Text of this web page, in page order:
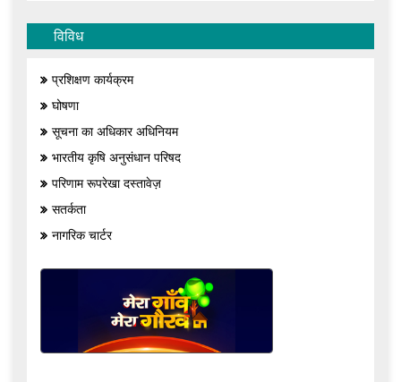
विविध
प्रशिक्षण कार्यक्रम
घोषणा
सूचना का अधिकार अधिनियम
भारतीय कृषि अनुसंधान परिषद
परिणाम रूपरेखा दस्तावेज़
सतर्कता
नागरिक चार्टर